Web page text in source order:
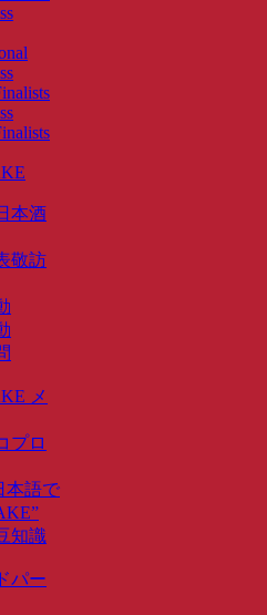
本酒
敬訪
メ
プロ
本語で
知識
パー